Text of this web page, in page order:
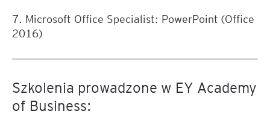
7. Microsoft Office Specialist: PowerPoint (Office
2016)
Szkolenia prowadzone w EY Academy
of Business: